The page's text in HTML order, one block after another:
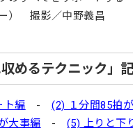
） 撮影／中野義昌
めるテクニック」
ト編 -(2) １分間85拍
大事編 -(5) 上りと下